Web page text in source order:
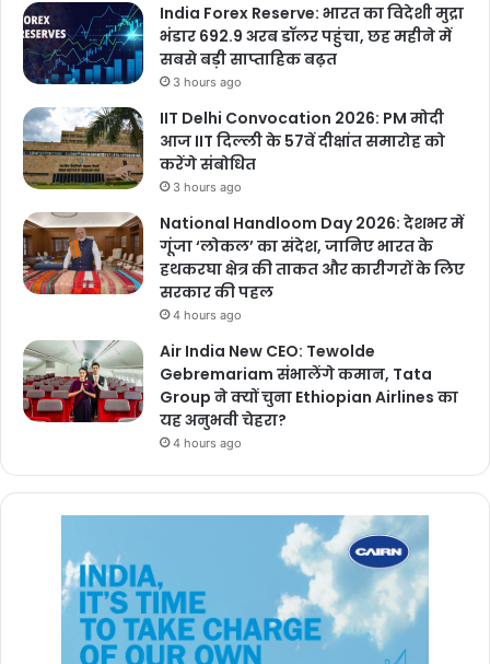
India Forex Reserve: भारत का विदेशी मुद्रा
भंडार 692.9 अरब डॉलर पहुंचा, छह महीने में
सबसे बड़ी साप्ताहिक बढ़त
3 hours ago
IIT Delhi Convocation 2026: PM मोदी
आज IIT दिल्ली के 57वें दीक्षांत समारोह को
करेंगे संबोधित
3 hours ago
National Handloom Day 2026: देशभर में
गूंजा ‘लोकल’ का संदेश, जानिए भारत के
हथकरघा क्षेत्र की ताकत और कारीगरों के लिए
सरकार की पहल
4 hours ago
Air India New CEO: Tewolde
Gebremariam संभालेंगे कमान, Tata
Group ने क्यों चुना Ethiopian Airlines का
यह अनुभवी चेहरा?
4 hours ago